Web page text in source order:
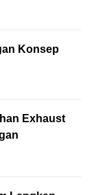
Konsep
Exhaust